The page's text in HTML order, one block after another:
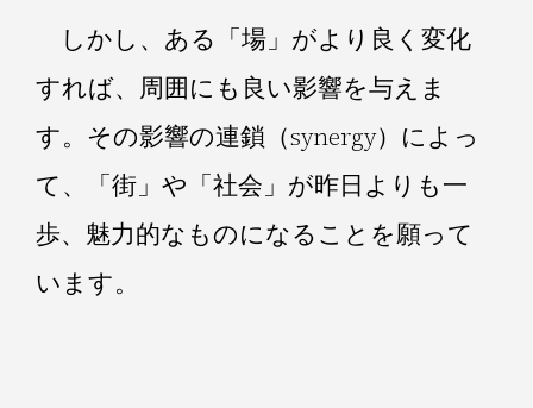
しかし、ある「場」がより良く変化
すれば、周囲にも良い影響を与えま
す。その影響の連鎖（synergy）によっ
て、「街」や「社会」が昨日よりも一
歩、魅力的なものになることを願って
います。